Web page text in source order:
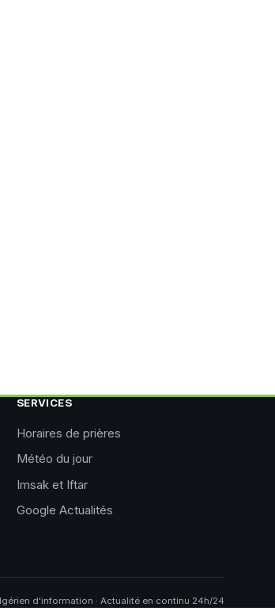
SERVICES
Horaires de prières
Météo du jour
Imsak et Iftar
Google Actualités
d'information · Actualité en continu 24h/24